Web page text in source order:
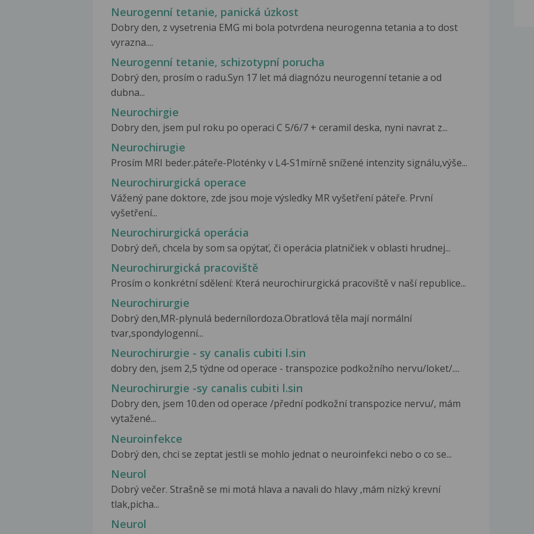
Neurogenní tetanie, panická úzkost
Dobry den, z vysetrenia EMG mi bola potvrdena neurogenna tetania a to dost
vyrazna....
Neurogenní tetanie, schizotypní porucha
Dobrý den, prosím o radu.Syn 17 let má diagnózu neurogenní tetanie a od
dubna...
Neurochirgie
Dobry den, jsem pul roku po operaci C 5/6/7 + ceramil deska, nyni navrat z...
Neurochirugie
Prosím MRI beder.páteře-Ploténky v L4-S1mírně snížené intenzity signálu,výše...
Neurochirurgická operace
Vážený pane doktore, zde jsou moje výsledky MR vyšetření páteře. První
vyšetření...
Neurochirurgická operácia
Dobrý deň, chcela by som sa opýtať, či operácia platničiek v oblasti hrudnej...
Neurochirurgická pracoviště
Prosím o konkrétní sdělení: Která neurochirurgická pracoviště v naší republice...
Neurochirurgie
Dobrý den,MR-plynulá bedernílordoza.Obratlová těla mají normální
tvar,spondylogenní...
Neurochirurgie - sy canalis cubiti l.sin
dobry den, jsem 2,5 týdne od operace - transpozice podkožního nervu/loket/....
Neurochirurgie -sy canalis cubiti l.sin
Dobry den, jsem 10.den od operace /přední podkožní transpozice nervu/, mám
vytažené...
Neuroinfekce
Dobrý den, chci se zeptat jestli se mohlo jednat o neuroinfekci nebo o co se...
Neurol
Dobrý večer. Strašně se mi motá hlava a navali do hlavy ,mám nízký krevní
tlak,picha...
Neurol